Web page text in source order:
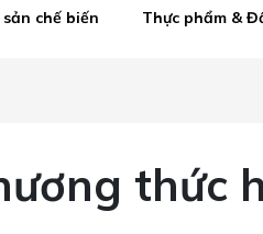
chế biến Thực phẩm &
thức